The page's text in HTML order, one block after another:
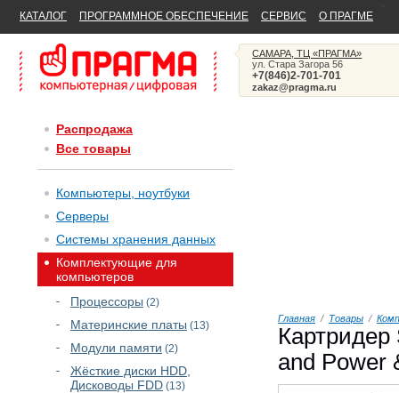
КАТАЛОГ ПРОГРАММНОЕ ОБЕСПЕЧЕНИЕ СЕРВИС О ПРАГМЕ
САМАРА, ТЦ «ПРАГМА»
ул. Стара Загора 56
+7(846)2-701-701
zakaz@pragma.ru
Распродажа
Все товары
Компьютеры, ноутбуки
Серверы
Системы хранения данных
Комплектующие для
компьютеров
Процессоры (2)
Материнские платы (13)
Модули памяти (2)
Жёсткие диски HDD,
Дисководы FDD (13)
Главная / Товары /
and Power